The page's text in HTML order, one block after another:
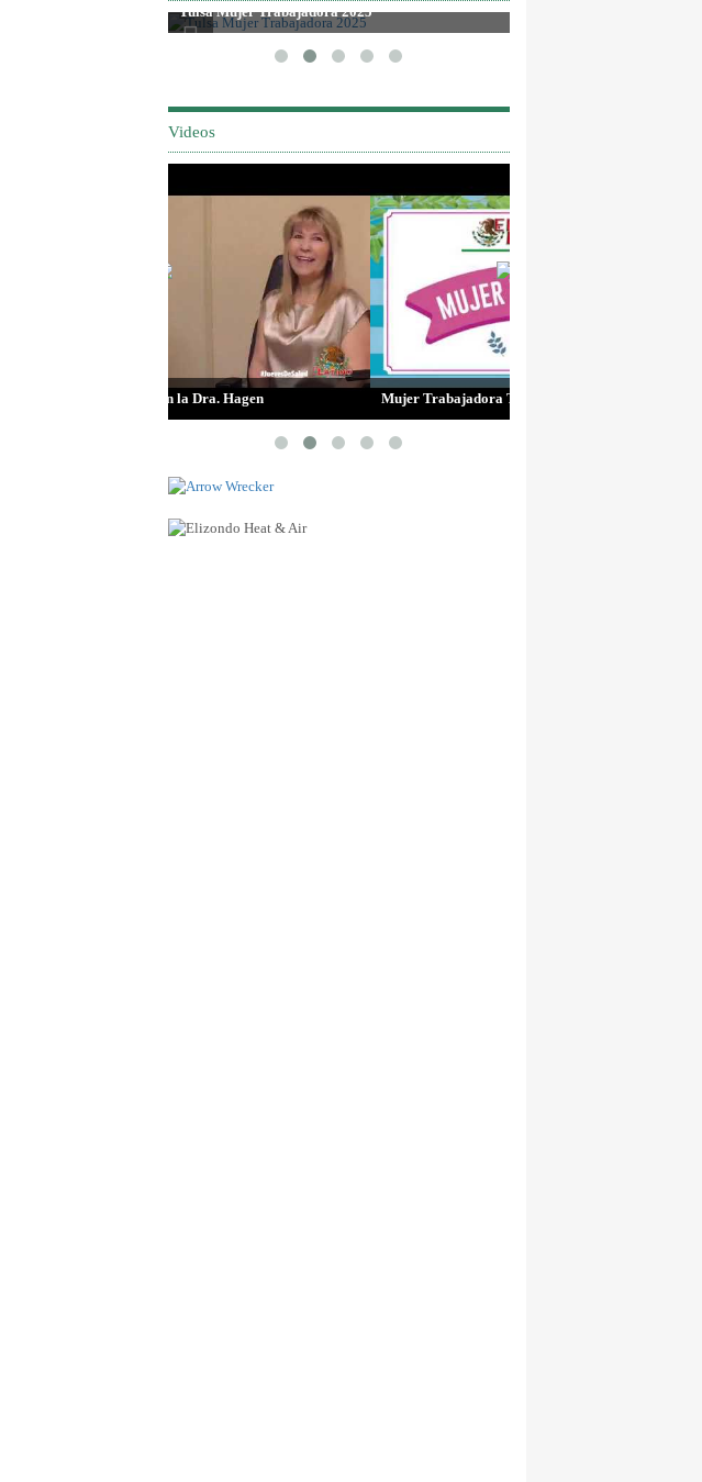
Tulsa Mujer Trabajadora 2025
Videos
Mujer Trabajadora Tulsa, OK Conference 2018